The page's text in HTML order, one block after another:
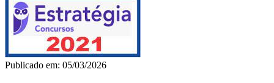
Publicado em: 05/03/2026